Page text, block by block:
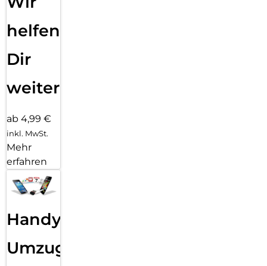
helfen
Dir
weiter
ab 4,99 €
inkl. MwSt.
Mehr
erfahren
Handy
Umzug